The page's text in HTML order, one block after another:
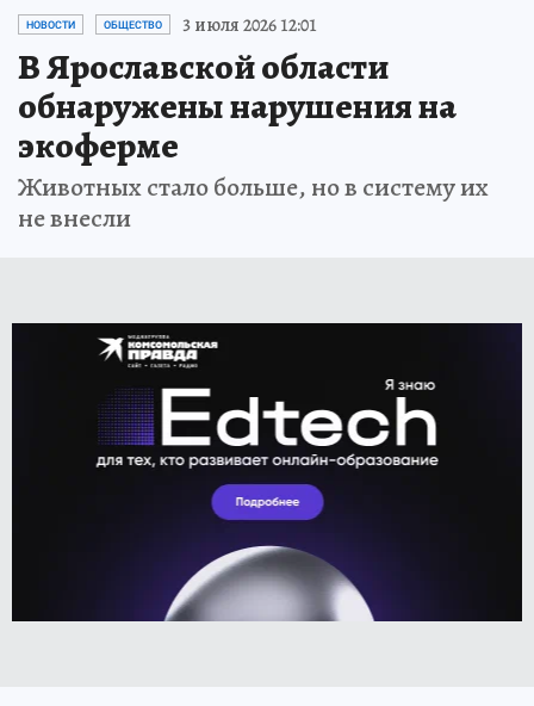
НОВОСТИ ОБЩЕСТВО 3 июля 2026 12:01
В Ярославской области
обнаружены нарушения на
экоферме
Животных стало больше, но в систему их
не внесли